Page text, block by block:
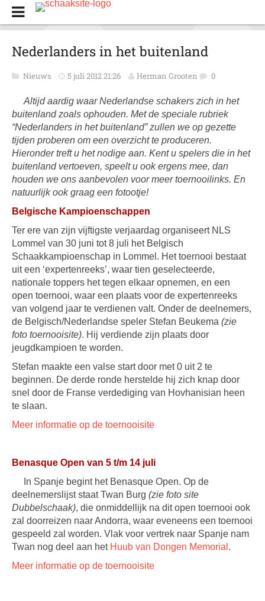
Nederlanders in het buitenland
Nieuws 5 juli 2012 21:26 Herman Grooten 0
Altijd aardig waar Nederlandse schakers zich in het
buitenland zoals ophouden. Met de speciale rubriek
“Nederlanders in het buitenland” zullen we op gezette
tijden proberen om een overzicht te produceren.
Hieronder treft u het nodige aan. Kent u spelers die in het
buitenland vertoeven, speelt u ook ergens mee, dan
houden we ons aanbevolen voor meer toernooilinks. En
natuurlijk ook graag een fotootje!
Belgische Kampioenschappen
Ter ere van zijn vijftigste verjaardag organiseert NLS
Lommel van 30 juni tot 8 juli het Belgisch
Schaakkampioenschap in Lommel. Het toernooi bestaat
uit een ‘expertenreeks’, waar tien geselecteerde,
nationale toppers het tegen elkaar opnemen, en een
open toernooi, waar een plaats voor de expertenreeks
van volgend jaar te verdienen valt. Onder de deelnemers,
de Belgisch/Nederlandse speler Stefan Beukema (zie
foto toernooisite). Hij verdiende zijn plaats door
jeugdkampioen te worden.
Stefan maakte een valse start door met 0 uit 2 te
beginnen. De derde ronde herstelde hij zich knap door
snel door de Franse verdediging van Hovhanisian heen
te slaan.
Meer informatie op de toernooisite
Benasque Open van 5 t/m 14 juli
In Spanje begint het Benasque Open. Op de
deelnemerslijst staat Twan Burg (zie foto site
Dubbelschaak), die onmiddellijk na dit open toernooi ook
zal doorreizen naar Andorra, waar eveneens een toernooi
gespeeld zal worden. Vlak voor vertrek naar Spanje nam
Twan nog deel aan het Huub van Dongen Memorial .
Meer informatie op de toernooisite